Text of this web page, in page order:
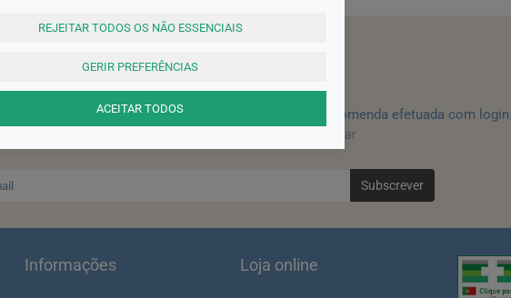
A NEWSLETTER
um cupão de 10% de desconto para a sua próxima encomenda efetuada com login.
o cupão deverá primeiro registar-se no site!
Registar
Subscrever
Informações Loja online
REJEITAR TODOS OS NÃO ESSENCIAIS
GERIR PREFERÊNCIAS
ACEITAR TODOS